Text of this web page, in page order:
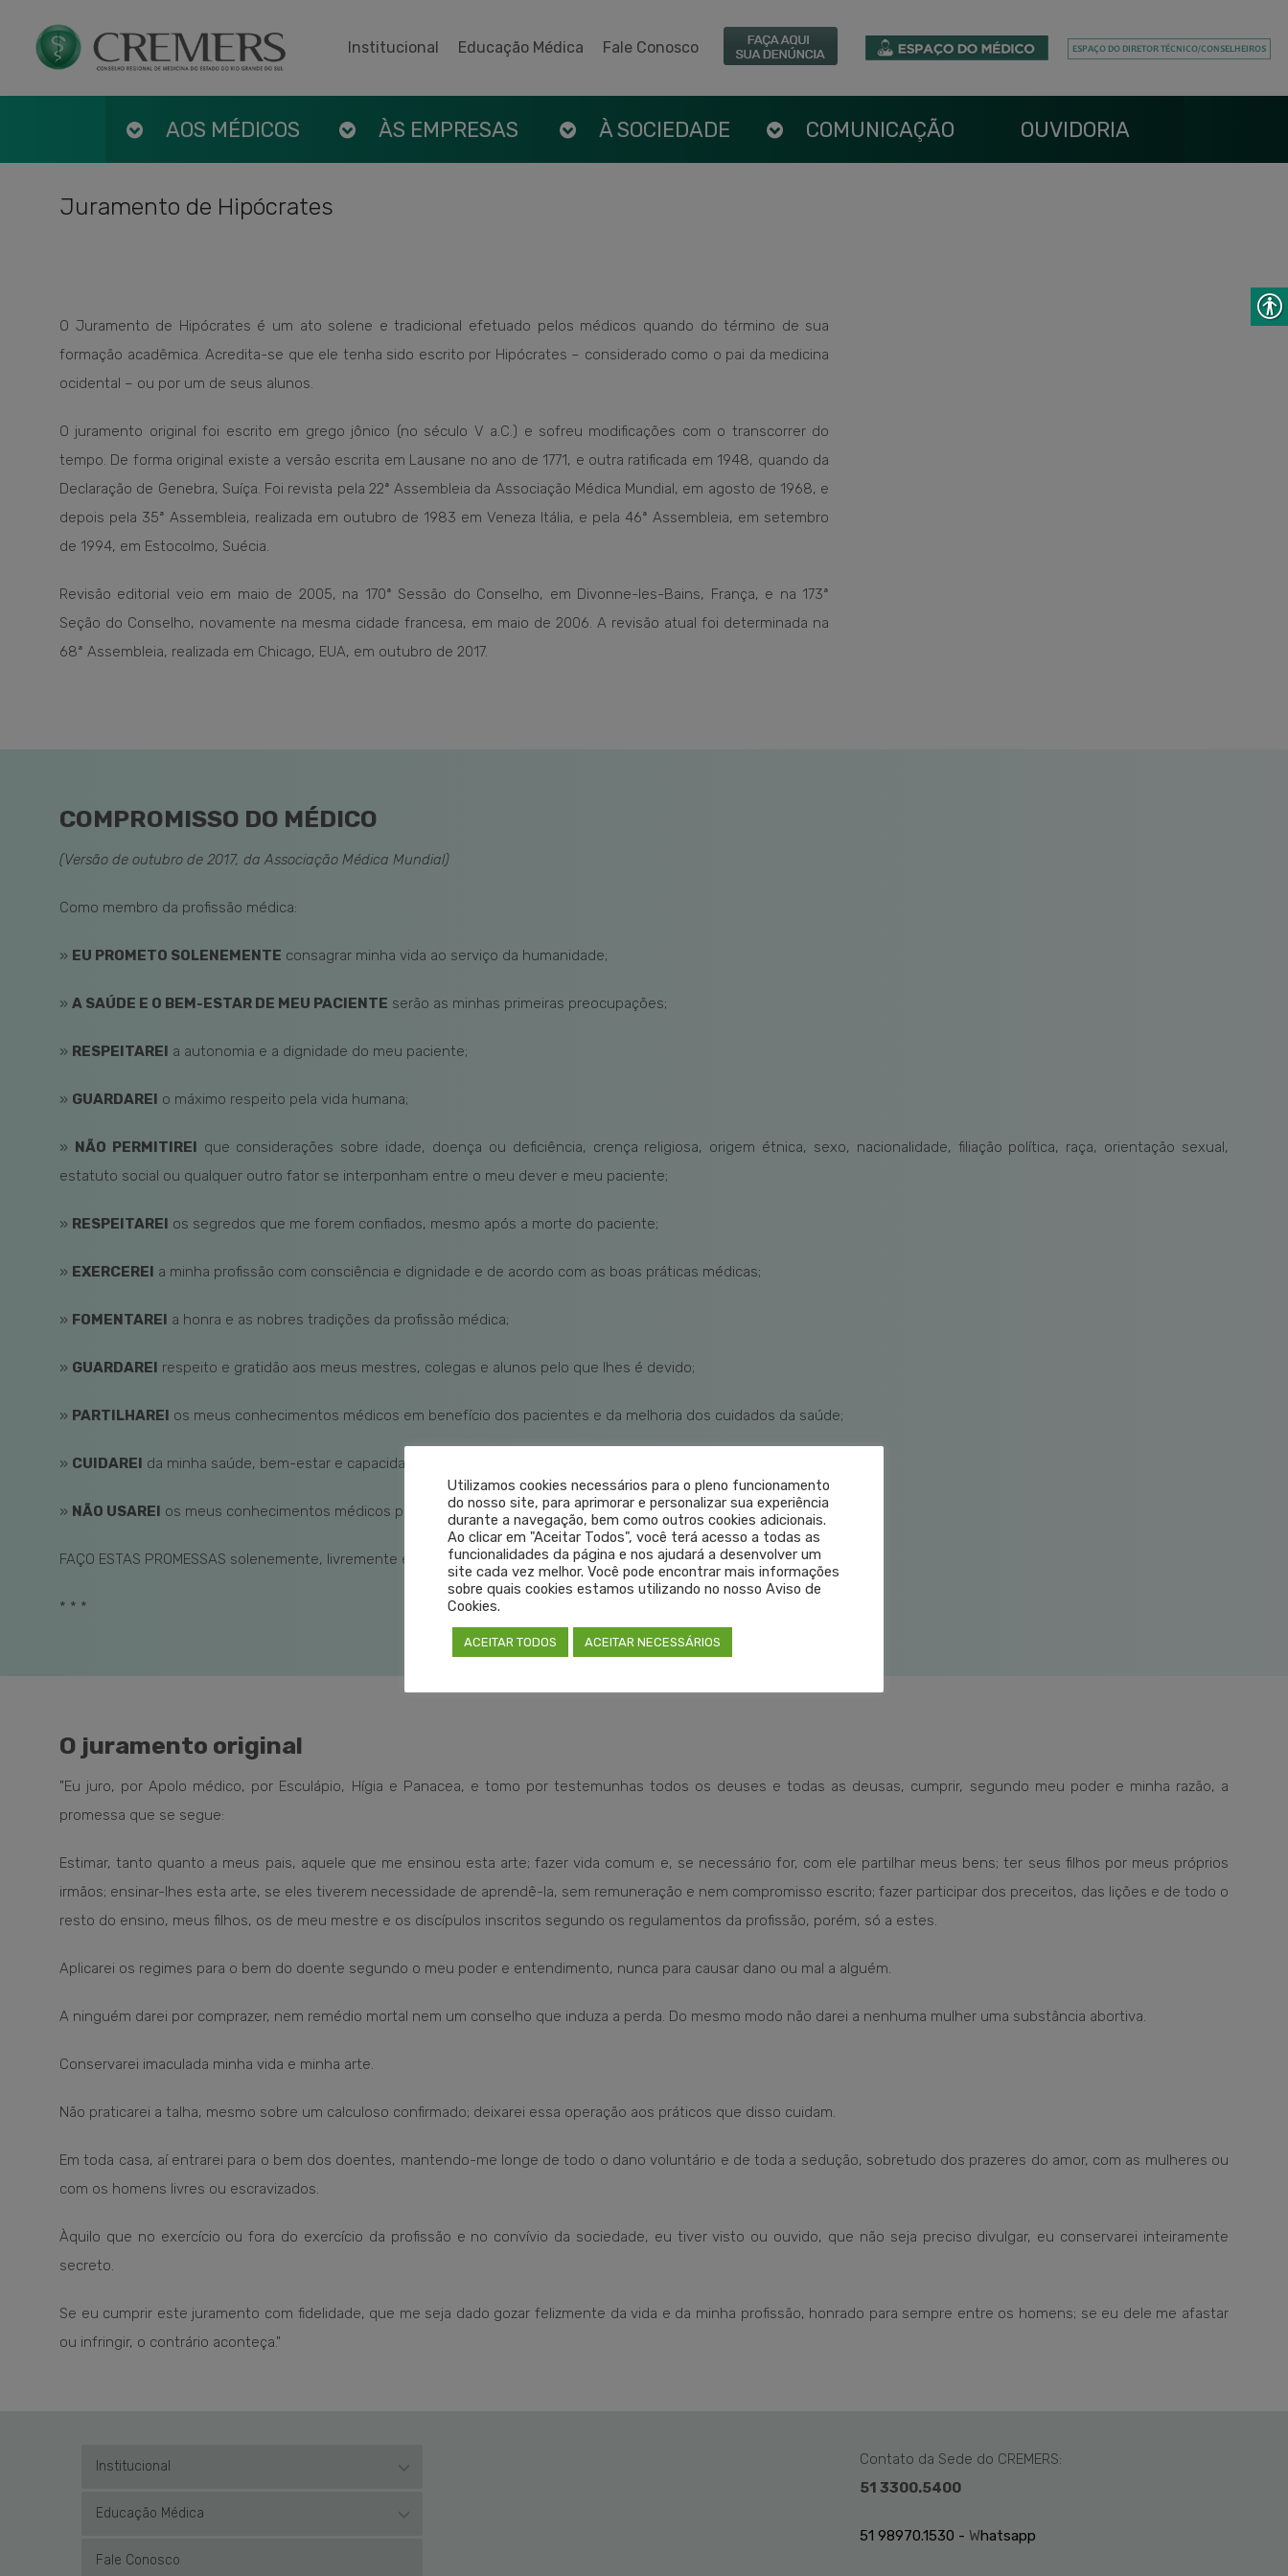
Institucional Educação Médica Fale Conosco
AOS MÉDICOS ÀS EMPRESAS À SOCIEDADE COMUNICAÇÃO OUVIDORIA
Juramento de Hipócrates
O Juramento de Hipócrates é um ato solene e tradicional efetuado pelos médicos quando do término de sua
formação acadêmica. Acredita-se que ele tenha sido escrito por Hipócrates – considerado como o pai da medicina
ocidental – ou por um de seus alunos.
O juramento original foi escrito em grego jônico (no século V a.C.) e sofreu modificações com o transcorrer do
tempo. De forma original existe a versão escrita em Lausane no ano de 1771, e outra ratificada em 1948, quando da
Declaração de Genebra, Suíça. Foi revista pela 22ª Assembleia da Associação Médica Mundial, em agosto de 1968, e
depois pela 35ª Assembleia, realizada em outubro de 1983 em Veneza Itália, e pela 46ª Assembleia, em setembro
de 1994, em Estocolmo, Suécia.
Revisão editorial veio em maio de 2005, na 170ª Sessão do Conselho, em Divonne-les-Bains, França, e na 173ª
Seção do Conselho, novamente na mesma cidade francesa, em maio de 2006. A revisão atual foi determinada na
68ª Assembleia, realizada em Chicago, EUA, em outubro de 2017.
COMPROMISSO DO MÉDICO
(Versão de outubro de 2017, da Associação Médica Mundial)
Como membro da profissão médica:
» EU PROMETO SOLENEMENTE consagrar minha vida ao serviço da humanidade;
» A SAÚDE E O BEM-ESTAR DE MEU PACIENTE serão as minhas primeiras preocupações;
» RESPEITAREI a autonomia e a dignidade do meu paciente;
» GUARDAREI o máximo respeito pela vida humana;
» NÃO PERMITIREI que considerações sobre idade, doença ou deficiência, crença religiosa, origem étnica, sexo, nacionalidade, filiação política, raça, orientação sexual,
estatuto social ou qualquer outro fator se interponham entre o meu dever e meu paciente;
» RESPEITAREI os segredos que me forem confiados, mesmo após a morte do paciente;
» EXERCEREI a minha profissão com consciência e dignidade e de acordo com as boas práticas médicas;
» FOMENTAREI a honra e as nobres tradições da profissão médica;
» GUARDAREI respeito e gratidão aos meus mestres, colegas e alunos pelo que lhes é devido;
» PARTILHAREI os meus conhecimentos médicos em benefício dos pacientes e da melhoria dos cuidados da saúde;
» CUIDAREI da minha saúde, bem-estar e capacidades para prestar cuidados da maior qualidade; e
» NÃO USAREI os meus conhecimentos médicos para violar direitos humanos e liberdades civis, mesmo sob ameaça.
FAÇO ESTAS PROMESSAS solenemente, livremente e sob palavra de honra.
* * *
O juramento original
"Eu juro, por Apolo médico, por Esculápio, Hígia e Panacea, e tomo por testemunhas todos os deuses e todas as deusas, cumprir, segundo meu poder e minha razão, a
promessa que se segue:
Estimar, tanto quanto a meus pais, aquele que me ensinou esta arte; fazer vida comum e, se necessário for, com ele partilhar meus bens; ter seus filhos por meus próprios
irmãos; ensinar-lhes esta arte, se eles tiverem necessidade de aprendê-la, sem remuneração e nem compromisso escrito; fazer participar dos preceitos, das lições e de todo o
resto do ensino, meus filhos, os de meu mestre e os discípulos inscritos segundo os regulamentos da profissão, porém, só a estes.
Aplicarei os regimes para o bem do doente segundo o meu poder e entendimento, nunca para causar dano ou mal a alguém.
A ninguém darei por comprazer, nem remédio mortal nem um conselho que induza a perda. Do mesmo modo não darei a nenhuma mulher uma substância abortiva.
Conservarei imaculada minha vida e minha arte.
Não praticarei a talha, mesmo sobre um calculoso confirmado; deixarei essa operação aos práticos que disso cuidam.
Em toda casa, aí entrarei para o bem dos doentes, mantendo-me longe de todo o dano voluntário e de toda a sedução, sobretudo dos prazeres do amor, com as mulheres ou
com os homens livres ou escravizados.
Àquilo que no exercício ou fora do exercício da profissão e no convívio da sociedade, eu tiver visto ou ouvido, que não seja preciso divulgar, eu conservarei inteiramente
secreto.
Se eu cumprir este juramento com fidelidade, que me seja dado gozar felizmente da vida e da minha profissão, honrado para sempre entre os homens; se eu dele me afastar
ou infringir, o contrário aconteça."
Institucional
Educação Médica
Fale Conosco
Contato da Sede do CREMERS:
51 3300.5400
51 98970.1530 - Whatsapp
Utilizamos cookies necessários para o pleno funcionamento
do nosso site, para aprimorar e personalizar sua experiência
durante a navegação, bem como outros cookies adicionais.
Ao clicar em "Aceitar Todos", você terá acesso a todas as
funcionalidades da página e nos ajudará a desenvolver um
site cada vez melhor. Você pode encontrar mais informações
sobre quais cookies estamos utilizando no nosso Aviso de
Cookies.
ACEITAR TODOS ACEITAR NECESSÁRIOS